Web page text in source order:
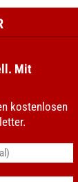
Mit
kostenlosen